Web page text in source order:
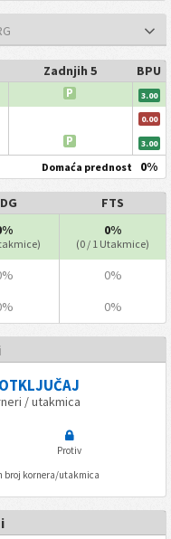
Zadnjih 5 BPU
P 3.00
0.00
P 3.00
Domaća prednost 0%
FTS
0%
(0 / 1 Utakmice)
0%
0%
OTKLJUČAJ
/ utakmica
Protiv
broj kornera/utakmica